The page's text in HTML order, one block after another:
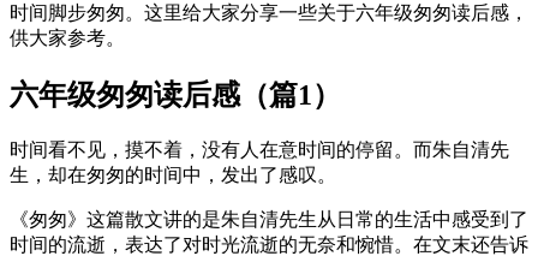
时间脚步匆匆。这里给大家分享一些关于六年级匆匆读后感，
供大家参考。
六年级匆匆读后感（篇1）
时间看不见，摸不着，没有人在意时间的停留。而朱自清先
生，却在匆匆的时间中，发出了感叹。
《匆匆》这篇散文讲的是朱自清先生从日常的生活中感受到了
时间的流逝，表达了对时光流逝的无奈和惋惜。在文末还告诉